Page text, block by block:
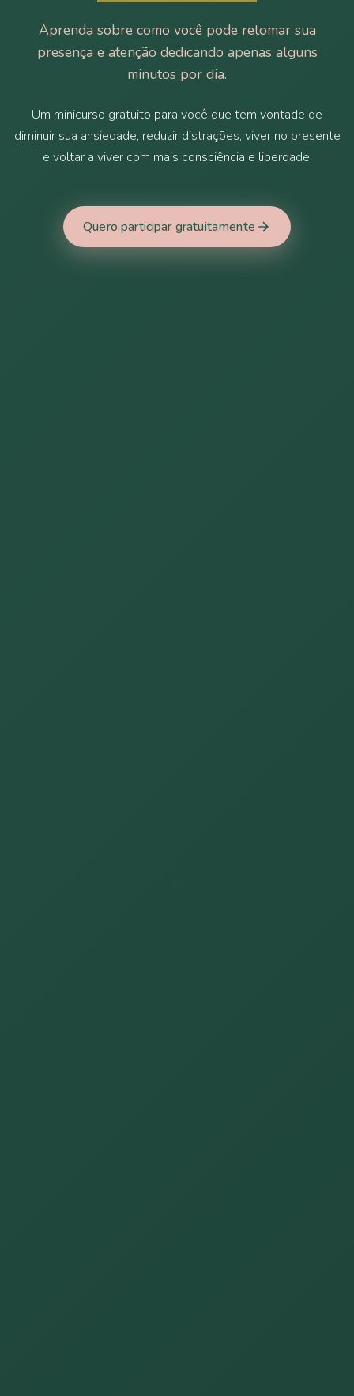
Aprenda sobre como você pode retomar sua
presença e atenção dedicando apenas alguns
minutos por dia.
Um minicurso gratuito para você que tem vontade de
diminuir sua ansiedade, reduzir distrações, viver no presente
e voltar a viver com mais consciência e liberdade.
Quero participar gratuitamente